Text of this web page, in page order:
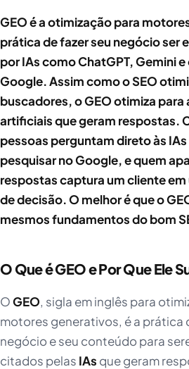
GEO é a otimização para
prática de fazer seu negócio ser
por IAs como ChatGPT, Gemini
Google. Assim como o SEO
buscadores, o GEO otimiza para
artificiais que geram respostas.
pessoas perguntam direto às IAs
pesquisar no Google, e quem
respostas captura um cliente
de decisão. O melhor é que o
mesmos fundamentos do bom
O Que é GEO e Por Que Ele
OGEO, sigla em inglês para
motores generativos, é a prática
negócio e seu conteúdo para
citados pelas IAs que geram